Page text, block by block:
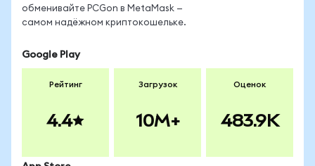
обменивайте PCGon в MetaMask —
самом надёжном криптокошельке.
Google Play
Рейтинг
4.4
Загрузок
10M+
Оценок
483.9K